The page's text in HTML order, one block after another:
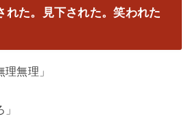
れた。見下された。笑われた
理無理」